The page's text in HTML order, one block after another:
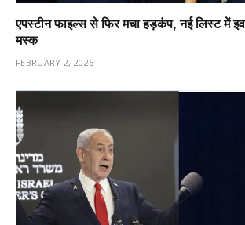
एपस्टीन फाइल्स से फिर मचा हड़कंप, नई लिस्ट में
मस्क
FEBRUARY 2, 2026